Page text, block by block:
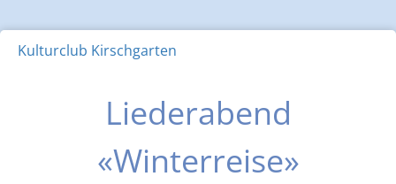
Kulturclub Kirschgarten
Liederabend
«Winterreise»